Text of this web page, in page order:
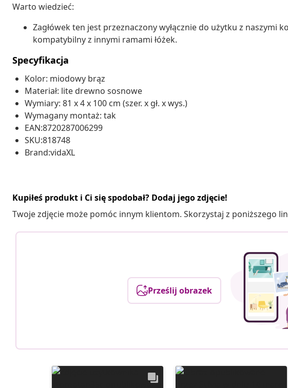
Warto wiedzieć:
Zagłówek ten jest przeznaczony wyłącznie do użytku z naszymi
kompatybilny z innymi ramami łóżek.
Specyfikacja
Kolor: miodowy brąz
Materiał: lite drewno sosnowe
Wymiary: 81 x 4 x 100 cm (szer. x gł. x wys.)
Wymagany montaż: tak
EAN:8720287006299
SKU:818748
Brand:vidaXL
Kupiłeś produkt i Ci się spodobał? Dodaj jego zdjęcie!
Twoje zdjęcie może pomóc innym klientom. Skorzystaj z poniższego
Prześlij obrazek